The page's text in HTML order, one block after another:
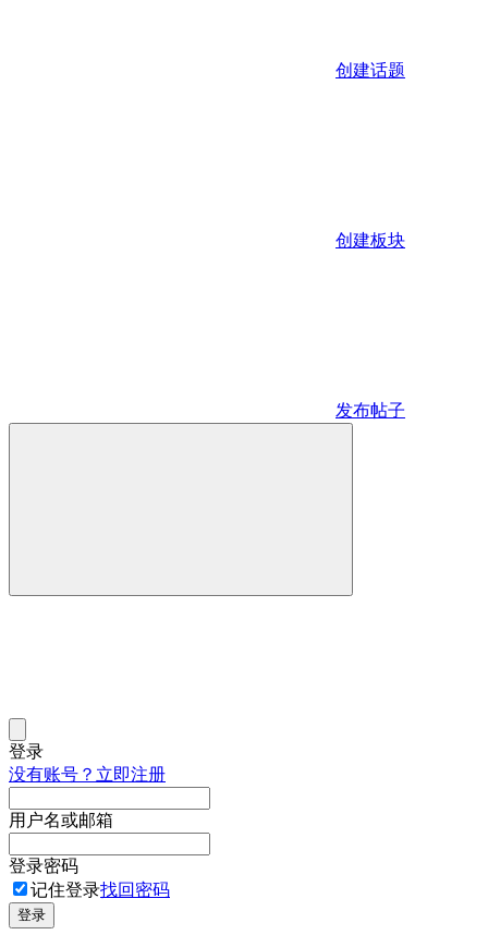
创建话题
创建板块
发布帖子
登录
没有账号？立即注册
用户名或邮箱
登录密码
记住登录找回密码
登录